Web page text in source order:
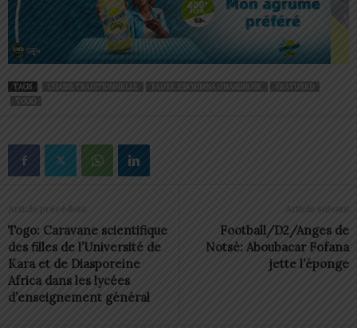
TAGS CHASSE TRADITIONNELLE FAURE ESSOZIMNA GNASSINGBE
FEATURED
TOGO
Article précédent
Togo: Caravane scientifique
des filles de l’Université de
Kara et de Diasporeine
Africa dans les lycées
d’enseignement général
Article suivant
Football/D2/Anges de
Notsè: Aboubacar Fofana
jette l’éponge